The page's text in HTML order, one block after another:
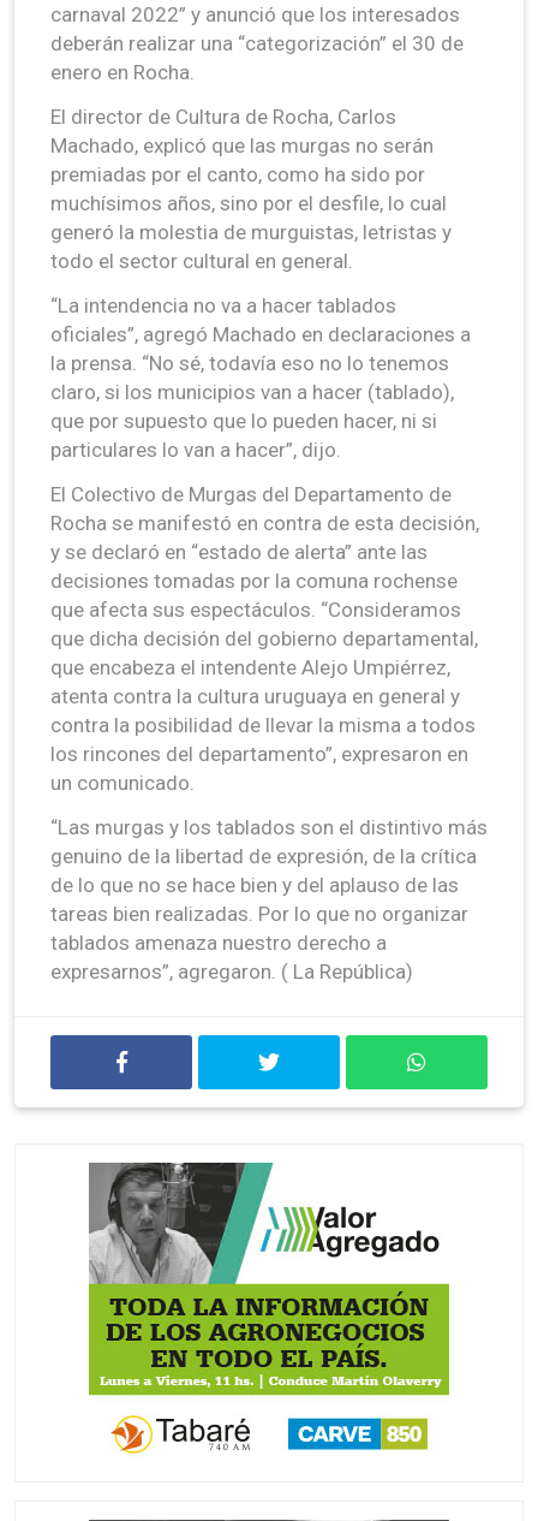
carnaval 2022” y anunció que los interesados
deberán realizar una “categorización” el 30 de
enero en Rocha.
El director de Cultura de Rocha, Carlos
Machado, explicó que las murgas no serán
premiadas por el canto, como ha sido por
muchísimos años, sino por el desfile, lo cual
generó la molestia de murguistas, letristas y
todo el sector cultural en general.
“La intendencia no va a hacer tablados
oficiales”, agregó Machado en declaraciones a
la prensa. “No sé, todavía eso no lo tenemos
claro, si los municipios van a hacer (tablado),
que por supuesto que lo pueden hacer, ni si
particulares lo van a hacer”, dijo.
El Colectivo de Murgas del Departamento de
Rocha se manifestó en contra de esta decisión,
y se declaró en “estado de alerta” ante las
decisiones tomadas por la comuna rochense
que afecta sus espectáculos. “Consideramos
que dicha decisión del gobierno departamental,
que encabeza el intendente Alejo Umpiérrez,
atenta contra la cultura uruguaya en general y
contra la posibilidad de llevar la misma a todos
los rincones del departamento”, expresaron en
un comunicado.
“Las murgas y los tablados son el distintivo más
genuino de la libertad de expresión, de la crítica
de lo que no se hace bien y del aplauso de las
tareas bien realizadas. Por lo que no organizar
tablados amenaza nuestro derecho a
expresarnos”, agregaron. ( La República)